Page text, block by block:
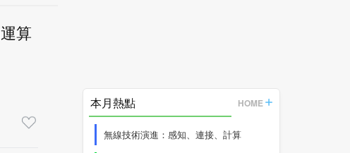
算
本月熱點 HOME
無線技術演進：感知、連接、計算